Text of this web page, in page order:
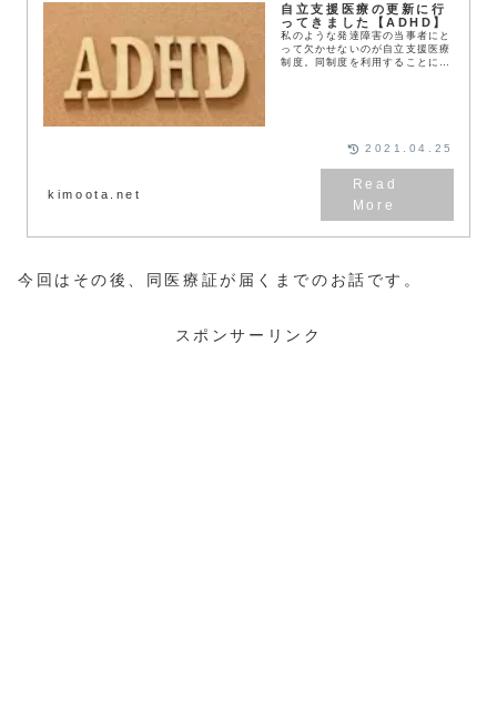
自立支援医療の更新に行
ってきました【ADHD】
私のような発達障害の当事者にと
って欠かせないのが自立支援医療
制度。同制度を利用することによ
kimoota.net
2021.04.25
今回はその後、同医療証が届くまでのお話です。
スポンサーリンク